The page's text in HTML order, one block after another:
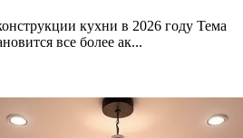
кухни в 2026 году Тема
все более ак...